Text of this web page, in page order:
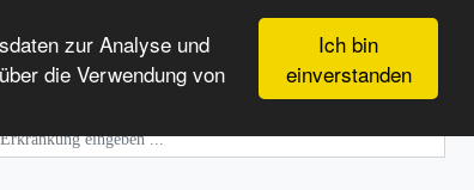
Ich bin
einverstanden
zur Analyse und
die Verwendung von